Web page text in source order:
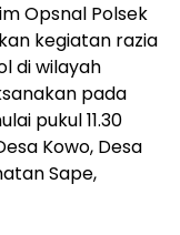
Opsnal Polsek
kegiatan razia
di wilayah
pada
pukul 11.30
Kowo, Desa
Sape,